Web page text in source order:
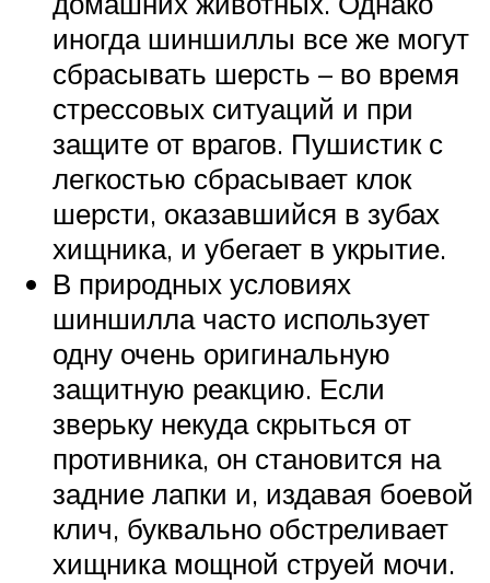
иногда шиншиллы все же могут
сбрасывать шерсть – во время
стрессовых ситуаций и при
защите от врагов. Пушистик с
легкостью сбрасывает клок
шерсти, оказавшийся в зубах
хищника, и убегает в укрытие.
В природных условиях
шиншилла часто использует
одну очень оригинальную
защитную реакцию. Если
зверьку некуда скрыться от
противника, он становится на
задние лапки и, издавая боевой
клич, буквально обстреливает
хищника мощной струей мочи.